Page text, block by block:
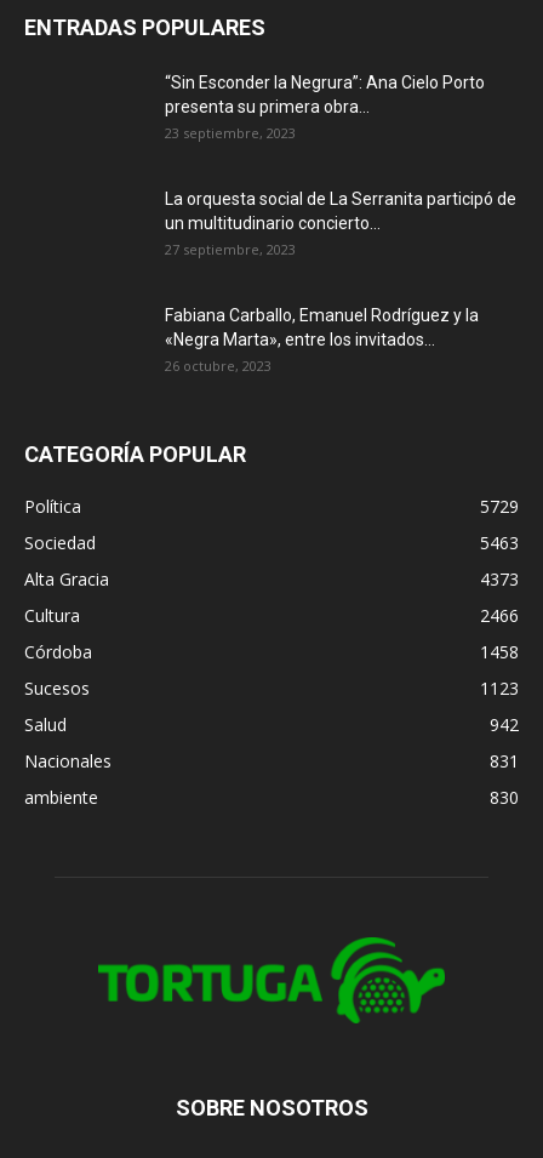
ENTRADAS POPULARES
“Sin Esconder la Negrura”: Ana Cielo Porto
presenta su primera obra...
23 septiembre, 2023
La orquesta social de La Serranita participó de
un multitudinario concierto...
27 septiembre, 2023
Fabiana Carballo, Emanuel Rodríguez y la
«Negra Marta», entre los invitados...
26 octubre, 2023
CATEGORÍA POPULAR
Política
5729
Sociedad
5463
Alta Gracia
4373
Cultura
2466
Córdoba
1458
Sucesos
1123
Salud
942
Nacionales
831
ambiente
830
SOBRE NOSOTROS